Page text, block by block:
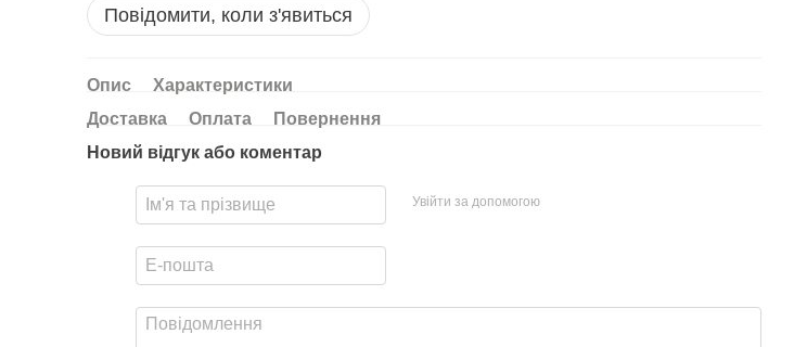
Повідомити, коли з'явиться
Опис
Характеристики
Доставка
Оплата
Повернення
Новий відгук або коментар
Увійти за допомогою